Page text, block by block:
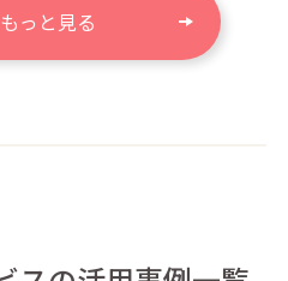
っと見る